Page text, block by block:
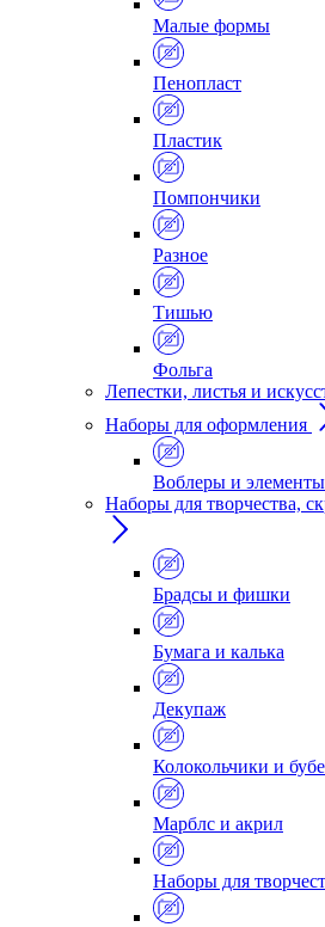
Малые формы
Пенопласт
Пластик
Помпончики
Разное
Тишью
Фольга
Лепестки, листья и
Наборы для оформления
Воблеры и
Наборы для творчества,
Брадсы и фишки
Бумага и калька
Декупаж
Колокольчики и
Марблс и акрил
Наборы для